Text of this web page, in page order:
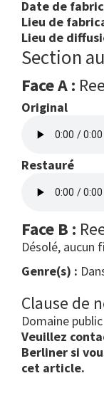
Date de
Lieu de
Lieu de
Section
Face A :
Original
Restauré
Face B :
Désolé, aucun
Genre(s) :
Clause de
Domaine public
Veuillez
Berliner si
cet article.